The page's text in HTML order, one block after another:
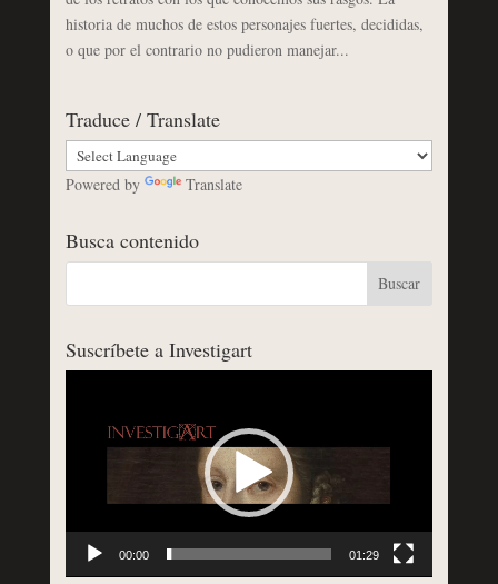
historia de muchos de estos personajes fuertes, decididas,
o que por el contrario no pudieron manejar...
Traduce / Translate
Powered by Translate
Busca contenido
Suscríbete a Investigart
00:00 01:29